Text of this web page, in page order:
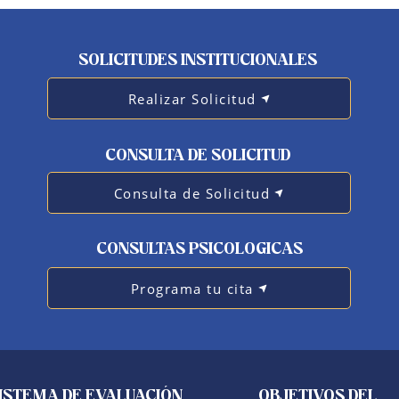
SOLICITUDES INSTITUCIONALES
Realizar Solicitud
CONSULTA DE SOLICITUD
Consulta de Solicitud
CONSULTAS PSICOLOGICAS
Programa tu cita